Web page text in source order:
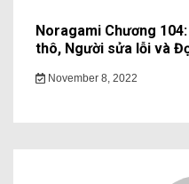
Noragami Chương
thô, Người sửa lỗi và
November 8, 2022